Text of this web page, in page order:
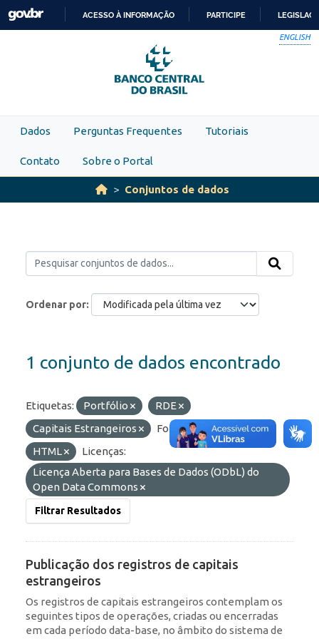
Skip to main content
PARA
O
CONTEÚDO
ACESSO À INFORMAÇÃO PARTICIPE
ENGLISH
Dados Perguntas Frequentes Tutoriais
Contato Sobre o Portal
Conjuntos de dados
Ordenar por
1 conjunto de dados encontrado
Etiquetas: Portfólio
RDE
Capitais Estrangeiros
Formatos:
API
HTML
Licenças:
Licença Aberta para Bases de Dados (ODbL) do
Open Data Commons
Filtrar Resultados
Publicação dos registros de capitais
estrangeiros
Os registros de capitais estrangeiros contemplam os
seguintes tipos de operações, criadas ou encerradas
em cada período data-base, no âmbito do sistema de